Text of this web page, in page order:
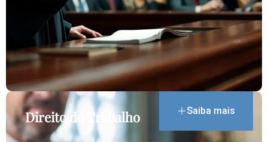
Saiba mais
Direito do Trabalho